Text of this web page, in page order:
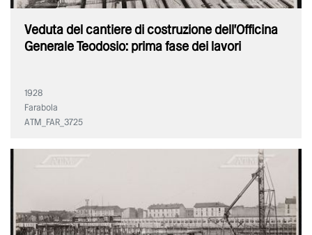
Veduta del cantiere di costruzione dell'Officina
Generale Teodosio: prima fase dei lavori
1928
Farabola
ATM_FAR_3725